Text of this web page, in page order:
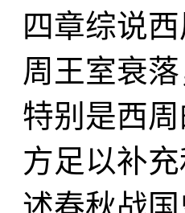
四章综说
周王室衰
特别是西
方足以补